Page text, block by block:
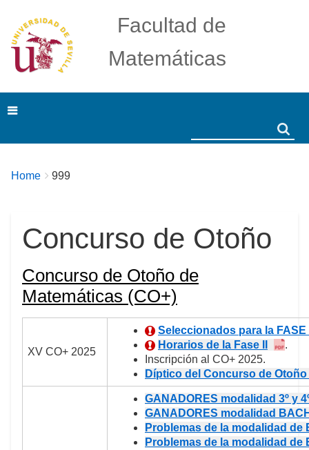
Facultad de
Matemáticas
Breadcrumbs
You
Home 999
Concurso de Otoño
Concurso de Otoño de
Matemáticas (CO+)
XV CO+ 2025
Seleccionados para la FASE
Horarios de la Fase II
.
Inscripción al CO+ 2025.
Díptico del Concurso de Otoño
GANADORES modalidad 3º y
GANADORES modalidad
Problemas de la modalidad
Problemas de la modalidad de